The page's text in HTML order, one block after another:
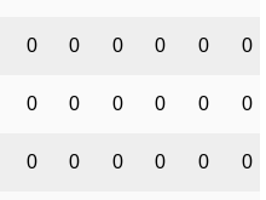
0 0 0 0 0 0
0 0 0 0 0 0
0 0 0 0 0 0